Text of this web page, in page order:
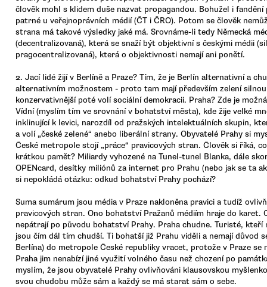
člověk mohl s klidem duše nazvat propagandou. Bohužel i fandění
patrné u veřejnoprávních médií (ČT i ČRO). Potom se člověk
strana má takové výsledky jaké má. Srovnáme-li tedy Německá
(decentralizovaná), která se snaží být objektivní s českými médii
pragocentralizovaná), která o objektivnosti nemají ani ponětí.
2. Jací lidé žijí v Berlíně a Praze? Tím, že je Berlín alternativní a
alternativním možnostem - proto tam mají především zelení
konzervativnější poté volí sociální demokracii. Praha? Zde je
Vídní (myslím tím ve srovnání v bohatství města), kde žije velké
inklinující k levici, narozdíl od pražských intelektuálních skupin,
a volí „české zelené“ anebo liberální strany. Obyvatelé Prahy si
České metropole stojí „práce“ pravicových stran. Člověk si říká,
krátkou pamět? Miliardy vyhozené na Tunel-tunel Blanka, dále
OPENcard, desítky miliónů za internet pro Prahu (nebo jak se ta
si nepokládá otázku: odkud bohatství Prahy pochází?
Suma sumárum jsou média v Praze nakloněna pravici a tudíž
pravicových stran. Ono bohatství Pražanů médiím hraje do karet.
nepátrají po původu bohatství Prahy. Praha chudne. Turisté, kteří
jsou čím dál tím chudší. Ti bohatší již Prahu viděli a nemají důvod
Berlína) do metropole České republiky vracet, protože v Praze se
Praha jim nenabízí jiné využití volného času než chození po
myslím, že jsou obyvatelé Prahy ovlivňováni klausovskou
svou chudobu může sám a každý se má starat sám o sebe.